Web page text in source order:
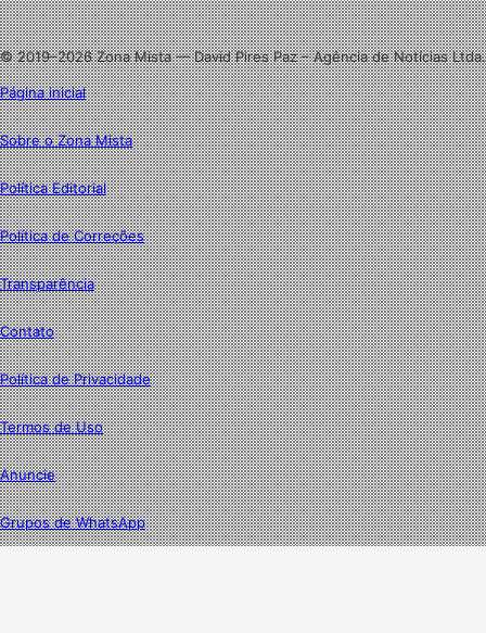
Instagram
© 2019–2026 Zona Mista — David Pires Paz – Agência de Notícias Ltda.
Página inicial
Sobre o Zona Mista
Política Editorial
Política de Correções
Transparência
Contato
Política de Privacidade
Termos de Uso
Anuncie
Grupos de WhatsApp